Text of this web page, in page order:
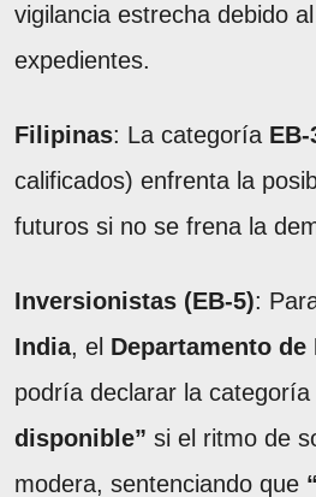
vigilancia estrecha debido
expedientes.
Filipinas: La categoría EB-
calificados) enfrenta la
futuros si no se frena la
Inversionistas (EB-5):
India, el Departamento de
podría declarar la categoría
disponible” si el ritmo de
modera, sentenciando que